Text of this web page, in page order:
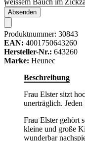
Kragen
Absenden
Produktnummer: 30843
EAN: 4001750643260
Hersteller-Nr.: 643260
Marke: Heunec
Beschreibung
Frau Elster sitzt
unerträglich.
Frau Elster gehört
kleine und große
wunderbar